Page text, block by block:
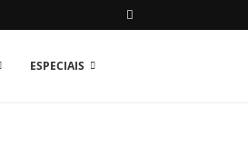
ESPECIAIS